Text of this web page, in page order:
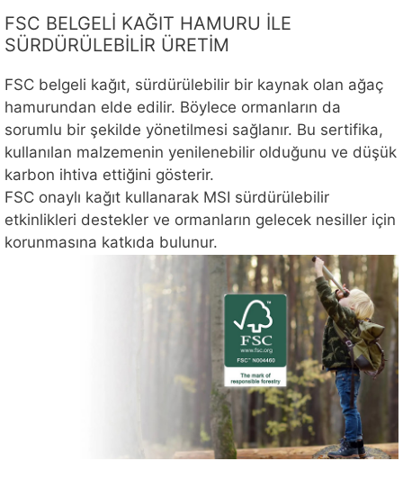
FSC BELGELİ KAĞIT HAMURU İLE
SÜRDÜRÜLEBİLİR ÜRETİM
FSC belgeli kağıt, sürdürülebilir bir kaynak olan ağaç
hamurundan elde edilir. Böylece ormanların da
sorumlu bir şekilde yönetilmesi sağlanır. Bu sertifika,
kullanılan malzemenin yenilenebilir olduğunu ve düşük
karbon ihtiva ettiğini gösterir.
FSC onaylı kağıt kullanarak MSI sürdürülebilir
etkinlikleri destekler ve ormanların gelecek nesiller için
korunmasına katkıda bulunur.